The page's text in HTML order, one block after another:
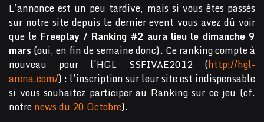
L’annonce est un peu tardive, mais si vous êtes passés
sur notre site depuis le dernier event vous avez dû voir
que le Freeplay / Ranking #2 aura lieu le dimanche 9
mars (oui, en fin de semaine donc). Ce ranking compte à
nouveau pour l’HGL SSFIVAE2012 (http://hgl-
arena.com/) : l’inscription sur leur site est indispensable
si vous souhaitez participer au Ranking sur ce jeu (cf.
notrenews du 20 Octobre).